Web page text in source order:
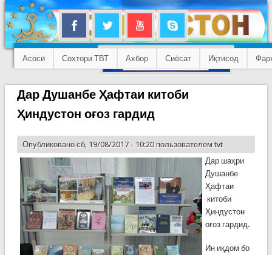
Асосӣ Сохтори ТВТ Ахбор Сиёсат Иқтисод
Дар Душанбе Ҳафтаи китоби
Ҳиндустон оғоз гардид
Опубликовано сб, 19/08/2017 - 10:20 пользователем tvt
Дар шаҳри
Душанбе
Ҳафтаи
китоби
Ҳиндустон
оғоз гардид.
Ин иқдом бо